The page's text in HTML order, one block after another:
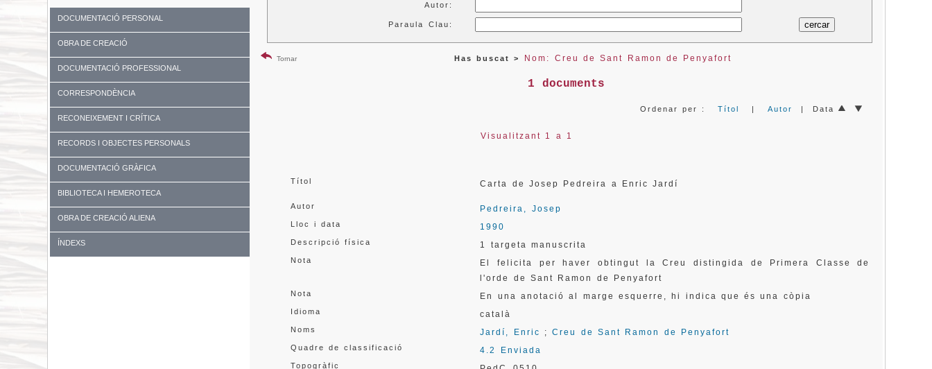
DOCUMENTACIÓ PERSONAL
OBRA DE CREACIÓ
DOCUMENTACIÓ PROFESSIONAL
CORRESPONDÈNCIA
RECONEIXEMENT I CRÍTICA
RECORDS I OBJECTES PERSONALS
DOCUMENTACIÓ GRÀFICA
BIBLIOTECA I HEMEROTECA
OBRA DE CREACIÓ ALIENA
ÍNDEXS
Autor:
Paraula Clau:
Tornar Has buscat > Nom: Creu de Sant Ramon de Penyafort
1 documents
Ordenar per :Títol |Autor | Data
Visualitzant 1 a 1
Títol Carta de Josep Pedreira a Enric Jardí
Autor Pedreira, Josep
Lloc i data 1990
Descripció física 1 targeta manuscrita
Nota
El felicita per haver obtingut la Creu distingida de Primera Classe de
l'orde de Sant Ramon de Penyafort
Nota En una anotació al marge esquerre, hi indica que és una còpia
Idioma català
Noms Jardí, Enric ;Creu de Sant Ramon de Penyafort
Quadre de classificació 4.2 Enviada
Topogràfic